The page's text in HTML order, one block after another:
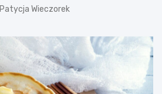
Patycja Wieczorek